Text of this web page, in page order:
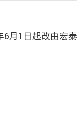
月1日起改由宏